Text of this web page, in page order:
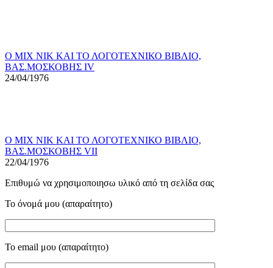
Ο ΜΙΧ ΝΙΚ ΚΑΙ ΤΟ ΛΟΓΟΤΕΧΝΙΚΟ ΒΙΒΛΙΟ,
ΒΑΣ.ΜΟΣΚΟΒΗΣ ΙV
24/04/1976
Ο ΜΙΧ ΝΙΚ ΚΑΙ ΤΟ ΛΟΓΟΤΕΧΝΙΚΟ ΒΙΒΛΙΟ,
ΒΑΣ.ΜΟΣΚΟΒΗΣ VII
22/04/1976
Επιθυμώ να χρησιμοποιησω υλικό από τη σελίδα σας
Το όνομά μου (απαραίτητο)
Το email μου (απαραίτητο)